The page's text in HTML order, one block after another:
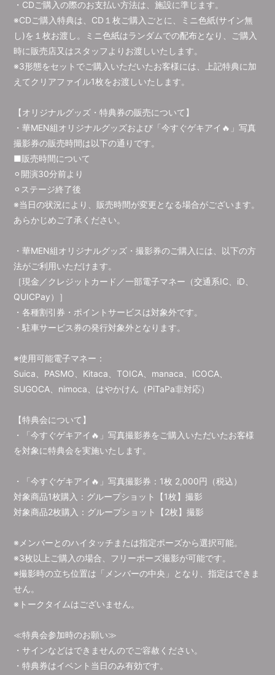
・CDご購入の際のお支払い方法は、施設に準じます。
※CDご購入特典は、CD１枚ご購入ごとに、ミニ色紙(サイン無
し)を１枚お渡し。ミニ色紙はランダムでの配布となり、ご購入
時に販売店又はスタッフよりお渡しいたします。
※3形態をセットでご購入いただいたお客様には、上記特典に加
えてクリアファイル1枚をお渡しいたします。
【オリジナルグッズ・特典券の販売について】
・華MEN組オリジナルグッズおよび「今すぐゲキアイ🔥」写真
撮影券の販売時間は以下の通りです。
■販売時間について
⚪︎開演30分前より
⚪︎ステージ終了後
※当日の状況により、販売時間が変更となる場合がございます。
あらかじめご了承ください。​​​​​​​​​​​​​​​​
・華MEN組オリジナルグッズ・撮影券のご購入には、以下の方
法がご利用いただけます。
［現金／クレジットカード／一部電子マネー（交通系IC、iD、
QUICPay）］
・各種割引券・ポイントサービスは対象外です。
・駐車サービス券の発行対象外となります。
※使用可能電子マネー：
Suica、PASMO、Kitaca、TOICA、manaca、ICOCA、
SUGOCA、nimoca、はやかけん（PiTaPa非対応）
【特典会について】
・「今すぐゲキアイ🔥」写真撮影券をご購入いただいたお客様
を対象に特典会を実施いたします。
・「今すぐゲキアイ🔥」写真撮影券：1枚 2,000円（税込）
対象商品1枚購入：グループショット【1枚】撮影
対象商品2枚購入：グループショット【2枚】撮影
※メンバーとのハイタッチまたは指定ポーズから選択可能。
※3枚以上ご購入の場合、フリーポーズ撮影が可能です。
※撮影時の立ち位置は「メンバーの中央」となり、指定はできま
せん。
※トークタイムはございません。
≪特典会参加時のお願い≫
・サインなどはできませんのでご容赦ください。
・特典券はイベント当日のみ有効です。